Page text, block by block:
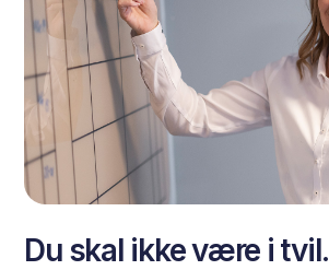
Du skal ikke være i tvil.